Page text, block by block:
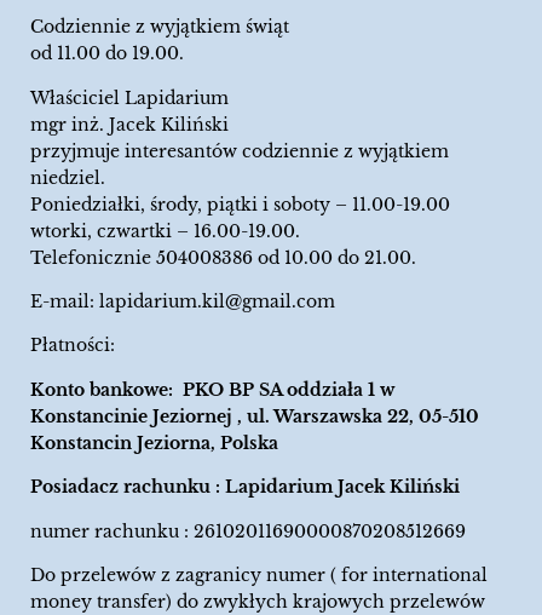
Codziennie z wyjątkiem świąt
od 11.00 do 19.00.
Właściciel Lapidarium
mgr inż. Jacek Kiliński
przyjmuje interesantów codziennie z wyjątkiem
niedziel.
Poniedziałki, środy, piątki i soboty – 11.00-19.00
wtorki, czwartki – 16.00-19.00.
Telefonicznie 504008386 od 10.00 do 21.00.
E-mail: lapidarium.kil@gmail.com
Płatności:
Konto bankowe: PKO BP SA oddziała 1 w
Konstancinie Jeziornej , ul. Warszawska 22, 05-510
Konstancin Jeziorna, Polska
Posiadacz rachunku : Lapidarium Jacek Kiliński
numer rachunku : 26102011690000870208512669
Do przelewów z zagranicy numer ( for international
money transfer) do zwykłych krajowych przelewów